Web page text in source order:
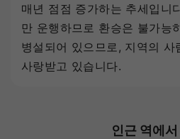
매년 점점 증가하는 추세입니
만 운행하므로 환승은 불가능
병설되어 있으므로, 지역의 사
사랑받고 있습니다.
인근 역에서